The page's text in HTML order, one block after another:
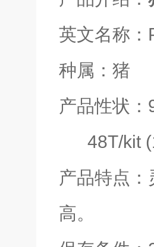
英文名称：
种属：猪
产品性状
48T/kit
产品特点
高。